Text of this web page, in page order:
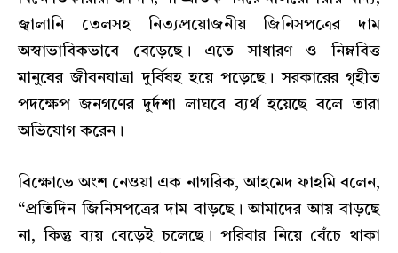
জ্বালানি তেলসহ নিত্যপ্রয়োজনীয় জিনিসপত্রের দাম
অস্বাভাবিকভাবে বেড়েছে। এতে সাধারণ ও নিম্নবিত্ত
মানুষের জীবনযাত্রা দুর্বিষহ হয়ে পড়েছে। সরকারের গৃহীত
পদক্ষেপ জনগণের দুর্দশা লাঘবে ব্যর্থ হয়েছে বলে তারা
অভিযোগ করেন।
বিক্ষোভে অংশ নেওয়া এক নাগরিক, আহমেদ ফাহমি বলেন,
“প্রতিদিন জিনিসপত্রের দাম বাড়ছে। আমাদের আয় বাড়ছে
না, কিন্তু ব্যয় বেড়েই চলেছে। পরিবার নিয়ে বেঁচে থাকা